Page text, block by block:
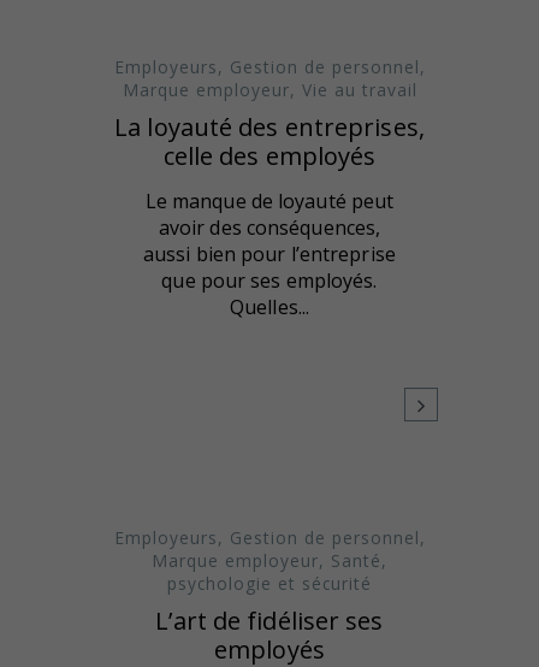
Employeurs, Gestion de personnel,
Marque employeur, Vie au travail
La loyauté des entreprises,
celle des employés
Le manque de loyauté peut
avoir des conséquences,
aussi bien pour l’entreprise
que pour ses employés.
Quelles...
Employeurs, Gestion de personnel,
Marque employeur, Santé,
psychologie et sécurité
L’art de fidéliser ses
employés